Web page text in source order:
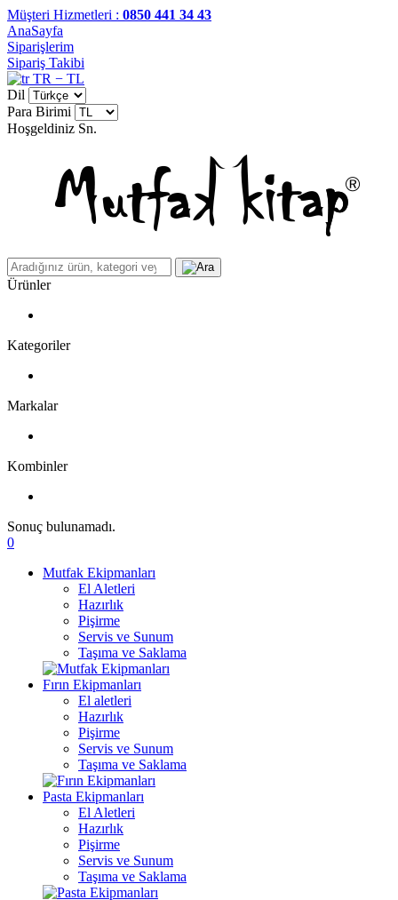
Müşteri Hizmetleri : 0850 441 34 43
AnaSayfa
Siparişlerim
Sipariş Takibi
TR − TL
Dil
Para Birimi
Hoşgeldiniz Sn.
Ürünler
Kategoriler
Markalar
Kombinler
Sonuç bulunamadı.
0
Mutfak Ekipmanları
El Aletleri
Hazırlık
Pişirme
Servis ve Sunum
Taşıma ve Saklama
Fırın Ekipmanları
El aletleri
Hazırlık
Pişirme
Servis ve Sunum
Taşıma ve Saklama
Pasta Ekipmanları
El Aletleri
Hazırlık
Pişirme
Servis ve Sunum
Taşıma ve Saklama